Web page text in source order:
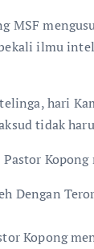
MSF
ilmu
hari
tidak
Dengan
Kopong